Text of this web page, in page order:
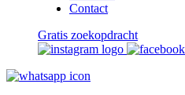
Contact
Gratis zoekopdracht